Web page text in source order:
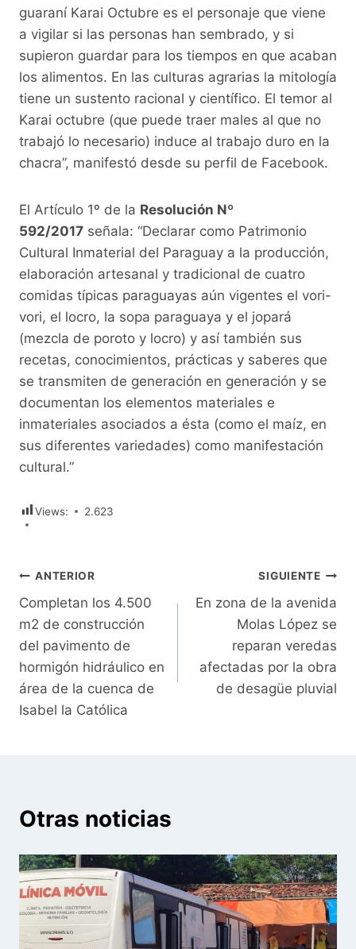
guaraní Karai Octubre es el personaje que viene
a vigilar si las personas han sembrado, y si
supieron guardar para los tiempos en que acaban
los alimentos. En las culturas agrarias la mitología
tiene un sustento racional y científico. El temor al
Karai octubre (que puede traer males al que no
trabajó lo necesario) induce al trabajo duro en la
chacra”, manifestó desde su perfil de Facebook.
El Artículo 1º de la Resolución Nº
592/2017 señala: “Declarar como Patrimonio
Cultural Inmaterial del Paraguay a la producción,
elaboración artesanal y tradicional de cuatro
comidas típicas paraguayas aún vigentes el vori-
vori, el locro, la sopa paraguaya y el jopará
(mezcla de poroto y locro) y así también sus
recetas, conocimientos, prácticas y saberes que
se transmiten de generación en generación y se
documentan los elementos materiales e
inmateriales asociados a ésta (como el maíz, en
sus diferentes variedades) como manifestación
cultural.”
Views: 2.623
Navegación
de
entradas
ANTERIOR
Completan los 4.500
m2 de construcción
del pavimento de
hormigón hidráulico en
área de la cuenca de
Isabel la Católica
SIGUIENTE
En zona de la avenida
Molas López se
reparan veredas
afectadas por la obra
de desagüe pluvial
Otras noticias